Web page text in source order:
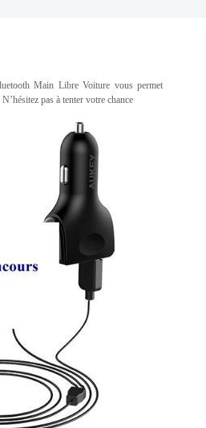
Main Libre Voiture vous permet
pas à tenter votre chance